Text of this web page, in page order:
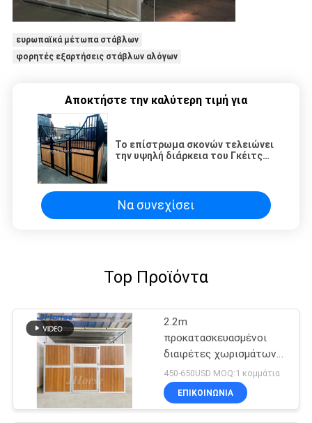
ευρωπαϊκά μέτωπα στάβλων
φορητές εξαρτήσεις στάβλων αλόγων
Αποκτήστε την καλύτερη τιμή για
Το επίστρωμα σκονών τελειώνει
την υψηλή διάρκεια του Γκέιτς
Να συνεχίσει
Top Προϊόντα
2.2m
προκατασκευασμένοι
διαιρέτες χωρισμάτων
δευτερεύουσας
επιτροπής μετώπων
στάβλων αλόγων 10ft
450-650USD MOQ:1 κομμάτια
ΕΠΙΚΟΙΝΩΝΙΑ